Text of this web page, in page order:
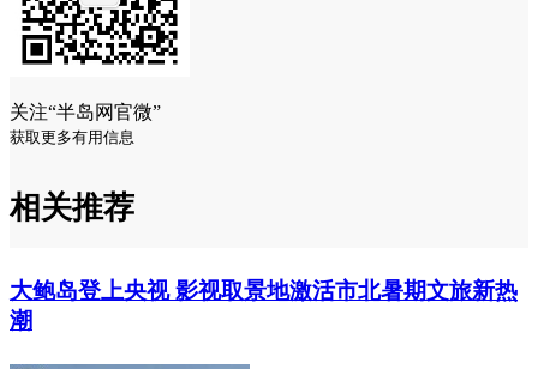
关注“半岛网官微”
获取更多有用信息
相关推荐
大鲍岛登上央视 影视取景地激活市北暑期文旅新热
潮